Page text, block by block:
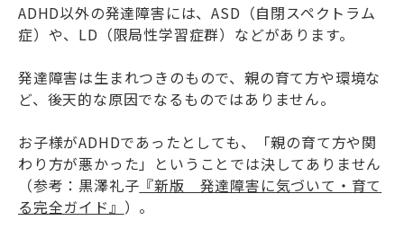
ADHD以外の発達障害には、ASD（自閉スペクトラム
症）や、LD（限局性学習症群）などがあります。
発達障害は生まれつきのもので、親の育て方や環境な
ど、後天的な原因でなるものではありません。
お子様がADHDであったとしても、「親の育て方や関
わり方が悪かった」ということでは決してありません
（参考：黒澤礼子 『新版 発達障害に気づいて・育て
る完全ガイド』 ）。